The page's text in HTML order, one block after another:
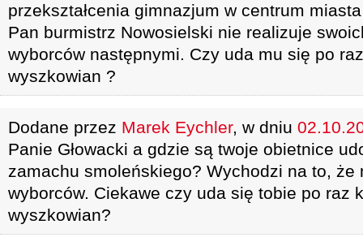
przekształcenia gimnazjum w centrum
Pan burmistrz Nowosielski nie realizuje
wyborców następnymi. Czy uda mu się po
wyszkowian ?
Dodane przez Marek Eychler, w dniu
Panie Głowacki a gdzie są twoje obietnice
zamachu smoleńskiego? Wychodzi na to, że
wyborców. Ciekawe czy uda się tobie po raz
wyszkowian?